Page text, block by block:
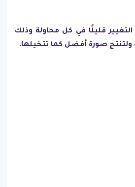
قليلًا في كل محاولة وذلك
ولتنتج صورة أفضل كما تتخيلها.